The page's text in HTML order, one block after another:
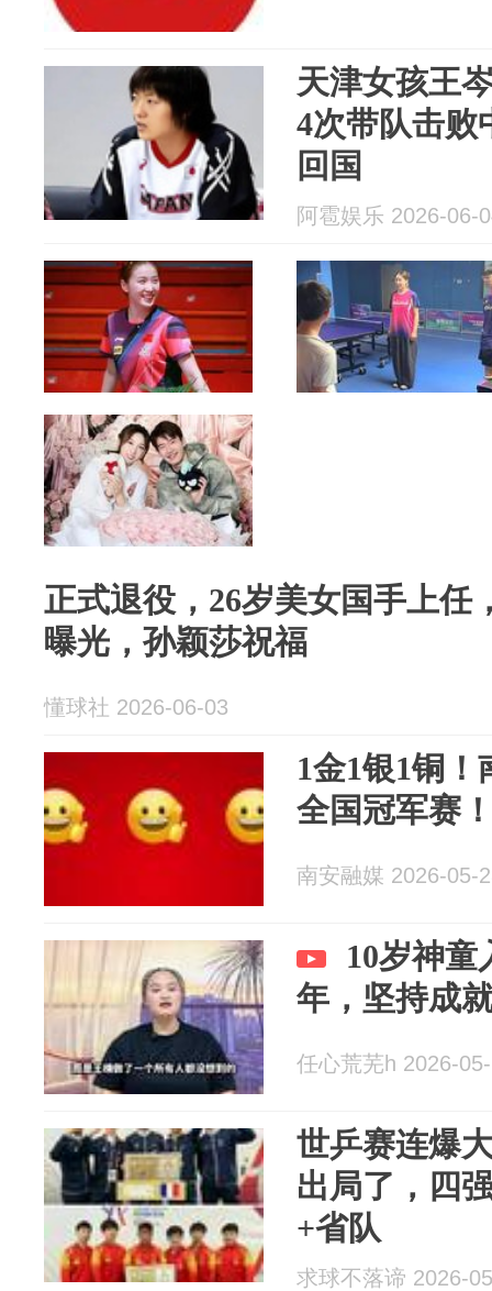
天津女孩王
4次带队击败
回国
阿雹娱乐 2026-06-
正式退役，26岁美女国手上任
曝光，孙颖莎祝福
懂球社 2026-06-03
1金1银1铜
全国冠军赛
南安融媒 2026-05-
10岁神童
年，坚持成
任心荒芜h 2026-
世乒赛连爆
出局了，四
+省队
求球不落谛 2026-